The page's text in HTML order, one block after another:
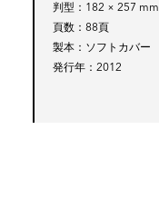
判型
182 × 257 mm
頁数
88頁
製本
ソフトカバー
発行年
2012